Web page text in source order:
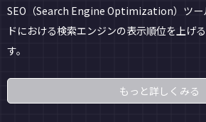
SEO（Search Engine Optimization）ツー
ドにおける検索エンジンの表示順位を上げ
す。
もっと詳しくみる